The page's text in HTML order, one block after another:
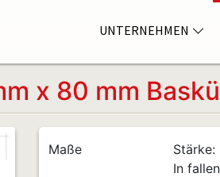
UNTERNEHMEN
x 80 mm
Maße
Stärke:
In